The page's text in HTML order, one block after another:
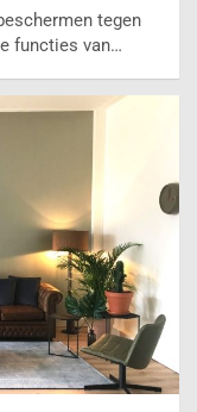
tegen
functies van…